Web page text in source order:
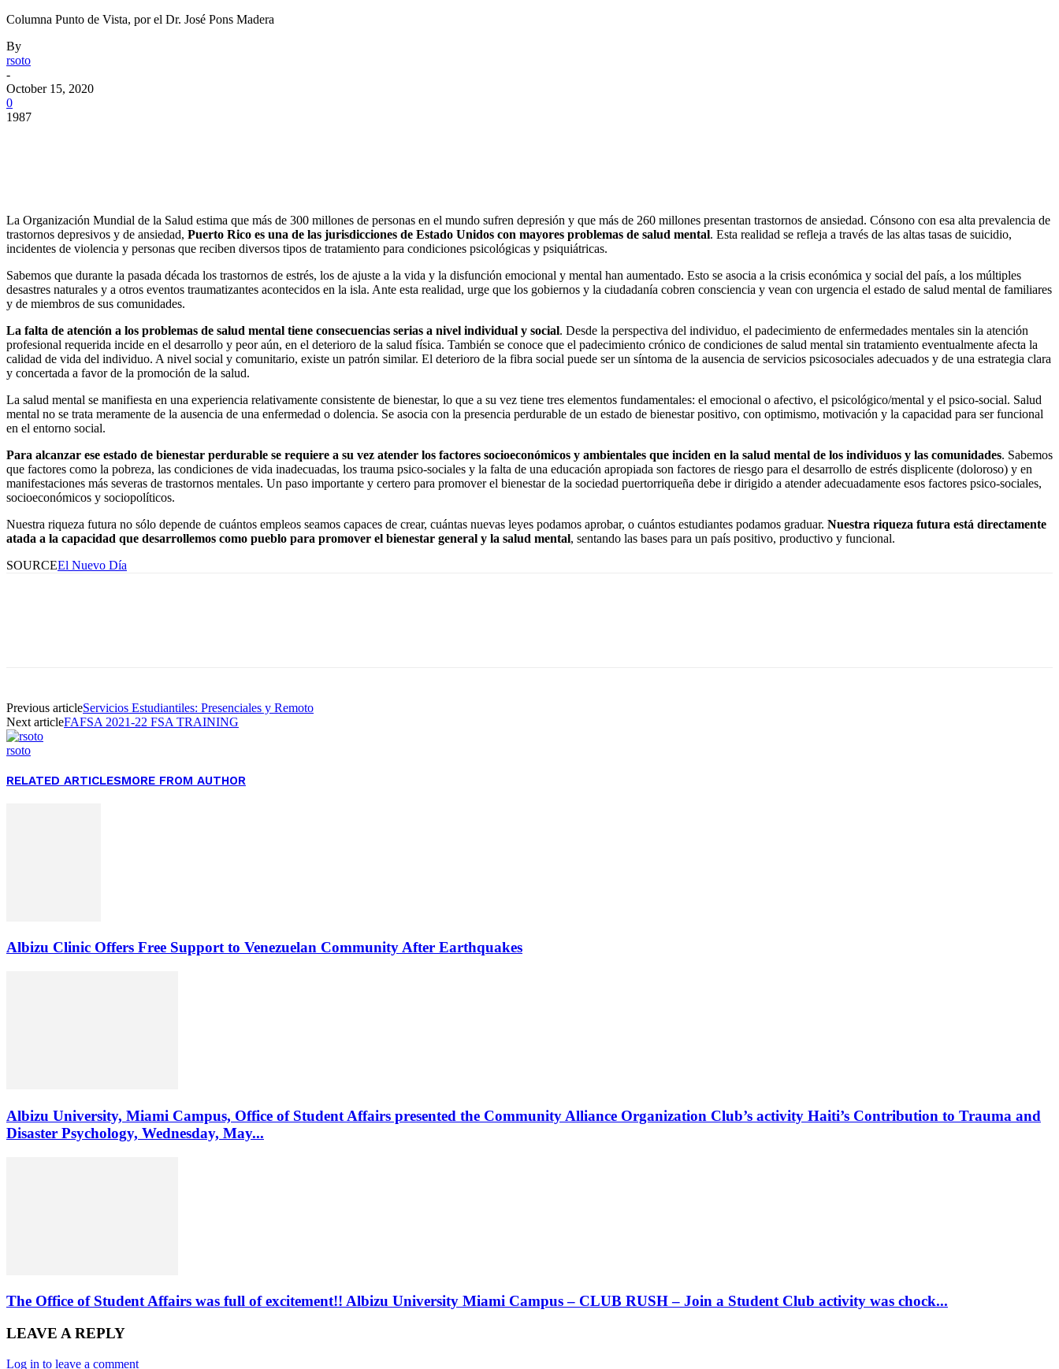
Columna Punto de Vista, por el Dr. José Pons Madera
By
rsoto
-
October 15, 2020
0
1987
La Organización Mundial de la Salud estima que más de 300 millones de personas en el mundo sufren depresión y que más de 260 millones presentan trastornos de ansiedad. Cónsono con esa alta prevalencia de
trastornos depresivos y de ansiedad, Puerto Rico es una de las jurisdicciones de Estado Unidos con mayores problemas de salud mental. Esta realidad se refleja a través de las altas tasas de suicidio,
incidentes de violencia y personas que reciben diversos tipos de tratamiento para condiciones psicológicas y psiquiátricas.
Sabemos que durante la pasada década los trastornos de estrés, los de ajuste a la vida y la disfunción emocional y mental han aumentado. Esto se asocia a la crisis económica y social del país, a los múltiples
desastres naturales y a otros eventos traumatizantes acontecidos en la isla. Ante esta realidad, urge que los gobiernos y la ciudadanía cobren consciencia y vean con urgencia el estado de salud mental de familiares
y de miembros de sus comunidades.
La falta de atención a los problemas de salud mental tiene consecuencias serias a nivel individual y social. Desde la perspectiva del individuo, el padecimiento de enfermedades mentales sin la atención
profesional requerida incide en el desarrollo y peor aún, en el deterioro de la salud física. También se conoce que el padecimiento crónico de condiciones de salud mental sin tratamiento eventualmente afecta la
calidad de vida del individuo. A nivel social y comunitario, existe un patrón similar. El deterioro de la fibra social puede ser un síntoma de la ausencia de servicios psicosociales adecuados y de una estrategia clara
y concertada a favor de la promoción de la salud.
La salud mental se manifiesta en una experiencia relativamente consistente de bienestar, lo que a su vez tiene tres elementos fundamentales: el emocional o afectivo, el psicológico/mental y el psico-social. Salud
mental no se trata meramente de la ausencia de una enfermedad o dolencia. Se asocia con la presencia perdurable de un estado de bienestar positivo, con optimismo, motivación y la capacidad para ser funcional
en el entorno social.
Para alcanzar ese estado de bienestar perdurable se requiere a su vez atender los factores socioeconómicos y ambientales que inciden en la salud mental de los individuos y las comunidades. Sabemos
que factores como la pobreza, las condiciones de vida inadecuadas, los trauma psico-sociales y la falta de una educación apropiada son factores de riesgo para el desarrollo de estrés displicente (doloroso) y en
manifestaciones más severas de trastornos mentales. Un paso importante y certero para promover el bienestar de la sociedad puertorriqueña debe ir dirigido a atender adecuadamente esos factores psico-sociales,
socioeconómicos y sociopolíticos.
Nuestra riqueza futura no sólo depende de cuántos empleos seamos capaces de crear, cuántas nuevas leyes podamos aprobar, o cuántos estudiantes podamos graduar. Nuestra riqueza futura está directamente
atada a la capacidad que desarrollemos como pueblo para promover el bienestar general y la salud mental, sentando las bases para un país positivo, productivo y funcional.
SOURCEEl Nuevo Día
Previous articleServicios Estudiantiles: Presenciales y Remoto
Next articleFAFSA 2021-22 FSA TRAINING
rsoto
RELATED ARTICLESMORE FROM AUTHOR
Albizu Clinic Offers Free Support to Venezuelan Community After Earthquakes
Albizu University, Miami Campus, Office of Student Affairs presented the Community Alliance Organization Club’s activity Haiti’s Contribution to Trauma and
Disaster Psychology, Wednesday, May...
The Office of Student Affairs was full of excitement!! Albizu University Miami Campus – CLUB RUSH – Join a Student Club activity was chock...
LEAVE A REPLY
Log in to leave a comment